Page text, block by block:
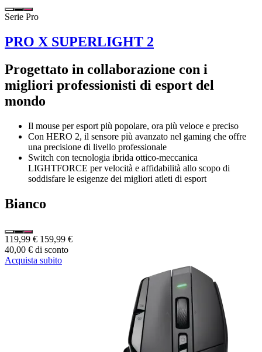
Serie Pro
PRO X SUPERLIGHT 2
Progettato in collaborazione con i
migliori professionisti di esport del
mondo
Il mouse per esport più popolare, ora più veloce e preciso
Con HERO 2, il sensore più avanzato nel gaming che offre
una precisione di livello professionale
Switch con tecnologia ibrida ottico-meccanica
LIGHTFORCE per velocità e affidabilità allo scopo di
soddisfare le esigenze dei migliori atleti di esport
Bianco
119,99 € 159,99 €
40,00 € di sconto
Acquista subito